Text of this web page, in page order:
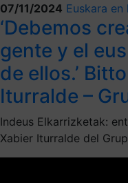
07/11/2024 Euskara
‘Debemos
gente y el
de ellos.’
Iturralde –
Indeus Elkarrizketak:
Xabier Iturralde del